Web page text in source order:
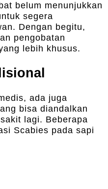
belum menunjukkan
segera
Dengan begitu,
pengobatan
lebih khusus.
ada juga
bisa diandalkan
lagi. Beberapa
Scabies pada sapi